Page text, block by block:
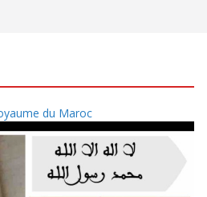
du Maroc